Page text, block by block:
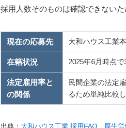
採用人数そのものは確認できない
現在の応募先 大和ハウス工業
在籍状況 2025年6月時点
法定雇用率と
の関係
民間企業の法定
るため単純比較
出典： 大和ハウス工業 採用FAQ 厚生